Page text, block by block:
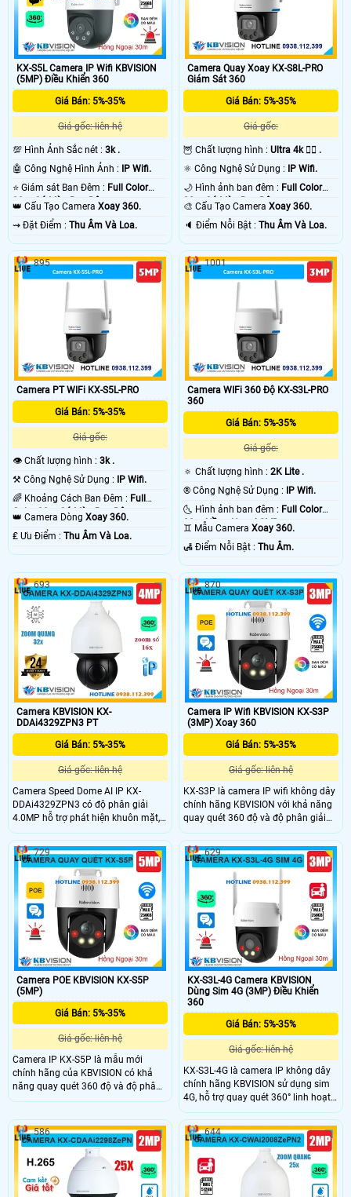
KX-S5L Camera IP Wifi KBVISION
(5MP) Điều Khiển 360
Giá Bán: 5%-35%
Giá gốc: liên hệ
💯 Hình Ảnh Sắc nét : 3k .
🤖️ Công Nghệ Hình Ảnh :
IP Wifi.
⭐ Giám sát Ban Đêm : Full Color
30m Có Màu Ban Ðêm.
👑 Cấu Tạo Camera Xoay 360.
️⇝ Đặt Điểm : Thu Âm Và Loa.
Camera Quay Xoay KX-S8L-PRO
Giám Sát 360
Giá Bán: 5%-35%
Giá gốc:
🦉 Chất lượng hình :Ultra 4k 👍🏾 .
⚛️ Công Nghệ Sử Dụng :
IP Wifi.
🌙 Hình ảnh ban đêm : Full Color
30m Có Màu Ban Ðêm.
🎨 Cấu Tạo CameraXoay 360.
️🔈 Điểm Nỗi Bật :Thu Âm Và Loa.
Camera PT WIFi KX-S5L-PRO
Giá Bán: 5%-35%
Giá gốc:
👁 Chất lượng hình : 3k .
⚒ Công Nghệ Sử Dụng :
IP Wifi.
🌈 Khoảng Cách Ban Đêm : Full
Color 30m Có Màu Ban Ðêm.
👑 Camera Dòng Xoay 360.
️₤ Ưu Điểm : Thu Âm Và Loa.
895
Camera WIFi 360 Độ KX-S3L-PRO
360
Giá Bán: 5%-35%
Giá gốc:
🔅 Chất lượng hình :2K Lite .
®️ Công Nghệ Sử Dụng :
IP Wifi.
🌜 Hình ảnh ban đêm : Full Color
30m Hồng Ngoại SMD.
♊ Mẫu CameraXoay 360.
️🛃 Điểm Nỗi Bật :Thu Âm.
1001
Camera KBVISION KX-
DDAi4329ZPN3 PT
Giá Bán: 5%-35%
Giá gốc: liên hệ
Camera Speed Dome AI IP KX-
DDAi4329ZPN3 có độ phân giải
4.0MP hỗ trợ phát hiện khuôn mặt,
nhận diện người và xe. Với khả năng
zoom quang 32x, zoom số 16x,
camera cho hình ảnh sắc nét ở
khoảng cách xa. Hỗ trợ tầm nhìn
hồng ngoại lên đến 150m, quay
xoay 360 độ, phù hợp giám sát khu
vực rộng lớn.
693
Camera IP Wifi KBVISION KX-S3P
(3MP) Xoay 360
Giá Bán: 5%-35%
Giá gốc: liên hệ
KX-S3P là camera IP wifi không dây
chính hãng KBVISION với khả năng
quay quét 360 độ và độ phân giải
3MP cho hình ảnh sắc nét, sống
động. Camera tích hợp mic và loa
đàm thoại 2 chiều, hồng ngoại 30m
full color, còi hú và đèn chớp báo
động hiệu quả. Hỗ trợ khe thẻ nhớ
lên đến 256GB, kết nối POE tiện lợi,
camera KX-S3P là lựa chọn giá rẻ,
chất lượng cao cho mọi không gian.
870
Camera POE KBVISION KX-S5P
(5MP)
Giá Bán: 5%-35%
Giá gốc: liên hệ
Camera IP KX-S5P là mẫu mới
chính hãng của KBVISION có khả
năng quay quét 360 độ và độ phân
giải cao lên đến 5MP cho hình ảnh
đàm thoại 2 chiều, hỗ trợ hồng
ngoại Full Color ban đêm 30m, còi
hú và đèn chớp cảnh báo thông
minh. Ngoài ra, camera KX-S5P còn
hỗ trợ khe thẻ nhớ 256GB, chuẩn
POE tiện lợi với mức giá cực kỳ phải
729
KX-S3L-4G Camera KBVISION
Dùng Sim 4G (3MP) Điều Khiển
360
Giá Bán: 5%-35%
Giá gốc: liên hệ
KX-S3L-4G là camera IP không dây
chính hãng KBVISION sử dụng sim
4G, hỗ trợ quay quét 360° linh hoạt.
Camera có độ phân giải 3MP, tích
hợp mic và loa đàm thoại hai chiều
cho hình ảnh sắc nét cả ngày lẫn
đêm với hồng ngoại Full Color 30m.
Ngoài ra, camera còn hỗ trợ còi hú,
đèn chớp báo động khi phát hiện
người và phương tiện, có khe thẻ
629
586 644